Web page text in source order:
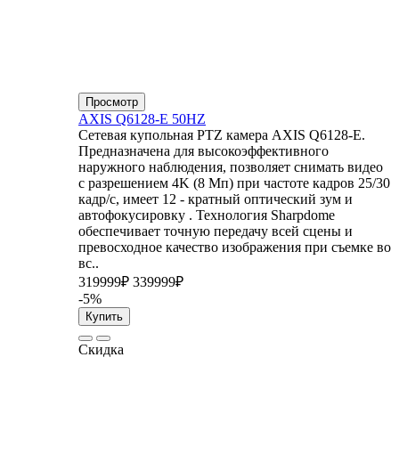
Просмотр
AXIS Q6128-E 50HZ
Сетевая купольная PTZ камера AXIS Q6128-E.
Предназначена для высокоэффективного
наружного наблюдения, позволяет снимать видео
с разрешением 4K (8 Мп) при частоте кадров 25/30
кадр/с, имеет 12 - кратный оптический зум и
автофокусировку . Технология Sharpdome
обеспечивает точную передачу всей сцены и
превосходное качество изображения при съемке во
вс..
319999₽ 339999₽
-5%
Купить
Скидка